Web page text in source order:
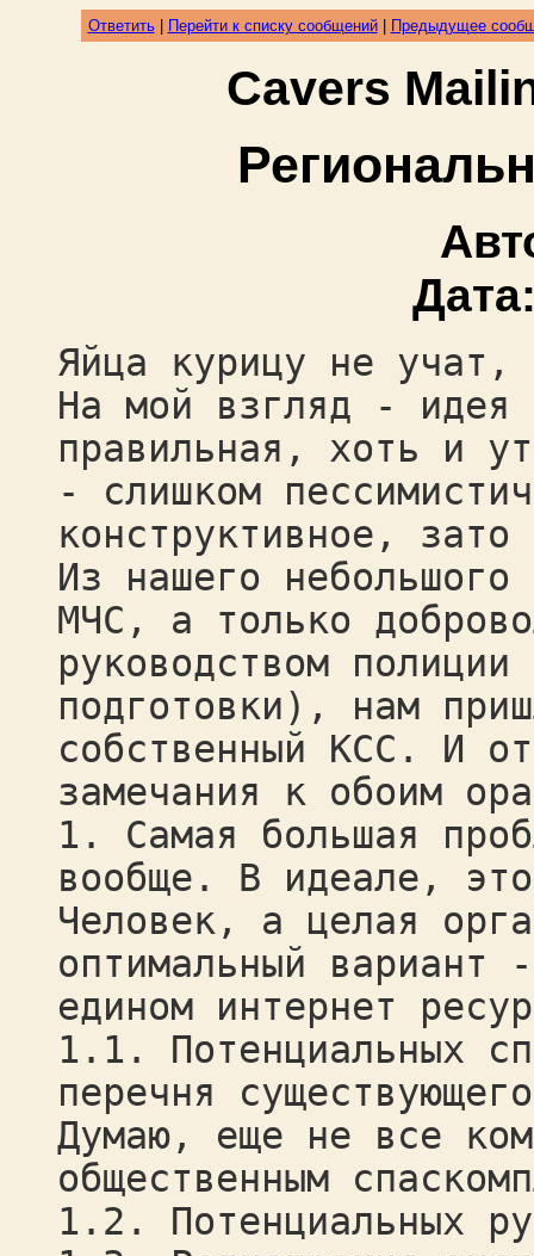
Ответить| Перейти к списку сообщений| Предыдущее
Cavers
Яйца курицу не
На мой взгляд - идея
правильная, хоть и
- слишком
конструктивное, зато
Из нашего
МЧС, а только
руководством
подготовки), нам
собственный КСС. И
замечания к обоим
1. Самая большая
вообще. В идеале,
Человек, а целая
оптимальный вариант
едином интернет
1.1. Потенциальных
перечня
Думаю, еще не все
общественным
1.2. Потенциальных